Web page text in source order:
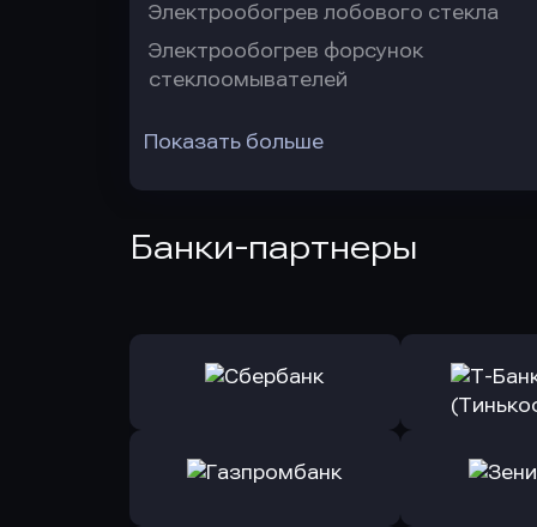
Электрообогрев лобового стекла
Электрообогрев форсунок
стеклоомывателей
Показать больше
Банки-партнеры
Оправить заявку